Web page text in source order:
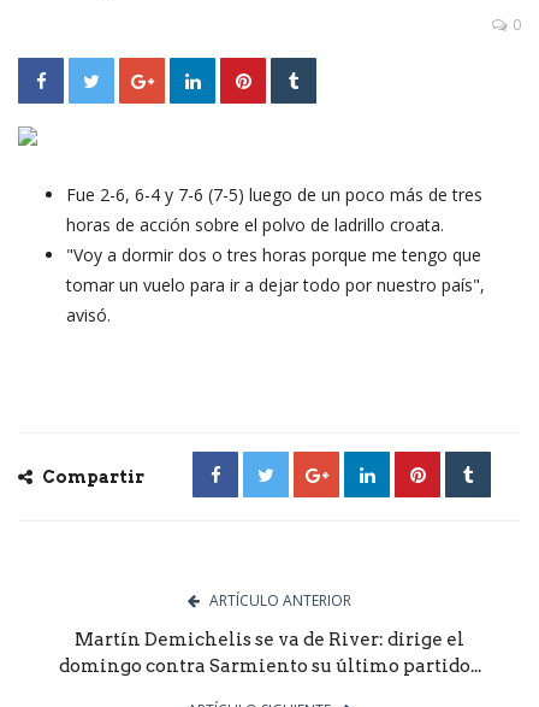
0
Fue 2-6, 6-4 y 7-6 (7-5) luego de un poco más de tres
horas de acción sobre el polvo de ladrillo croata.
"Voy a dormir dos o tres horas porque me tengo que
tomar un vuelo para ir a dejar todo por nuestro país",
avisó.
Compartir
ARTÍCULO ANTERIOR
Martín Demichelis se va de River: dirige el
domingo contra Sarmiento su último partido...